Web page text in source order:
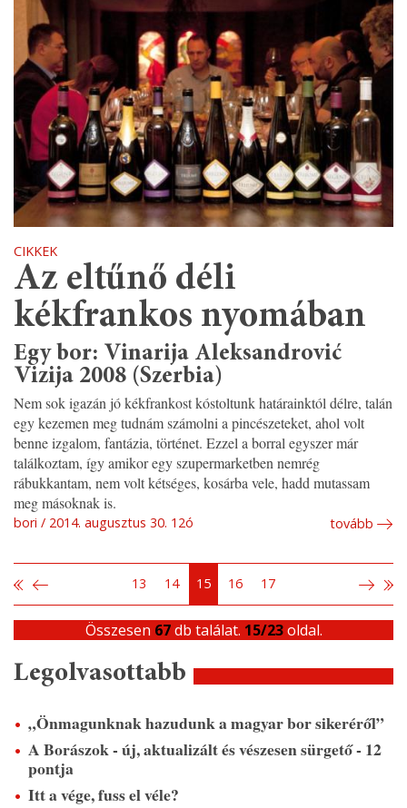
CIKKEK
Az eltűnő déli
kékfrankos nyomában
Egy bor: Vinarija Aleksandrović
Vizija 2008 (Szerbia)
Nem sok igazán jó kékfrankost kóstoltunk határainktól délre, talán
egy kezemen meg tudnám számolni a pincészeteket, ahol volt
benne izgalom, fantázia, történet. Ezzel a borral egyszer már
találkoztam, így amikor egy szupermarketben nemrég
rábukkantam, nem volt kétséges, kosárba vele, hadd mutassam
meg másoknak is.
bori 2014. augusztus 30. 12ó tovább
13 14 15 16 17
Összesen 67db találat. 15/23oldal.
Legolvasottabb
„Önmagunknak hazudunk a magyar bor sikeréről”
A Borászok - új, aktualizált és vészesen sürgető - 12
pontja
Itt a vége, fuss el véle?